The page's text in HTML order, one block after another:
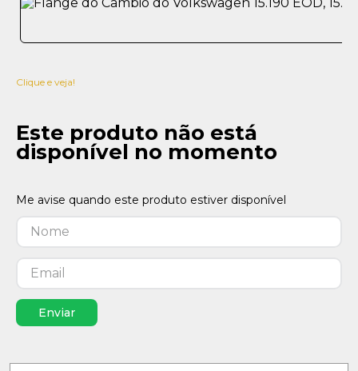
Clique e veja!
Este produto não está
disponível no momento
Enviar